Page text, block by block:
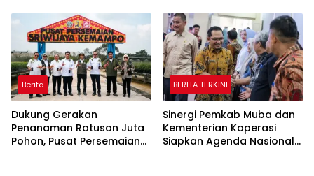
Peraturan Perundang-
undangan
Berita
Dukung Gerakan
Penanaman Ratusan Juta
Pohon, Pusat Persemaian
BERITA TERKINI
Sinergi Pemkab Muba dan
Kementerian Koperasi
Siapkan Agenda Nasional